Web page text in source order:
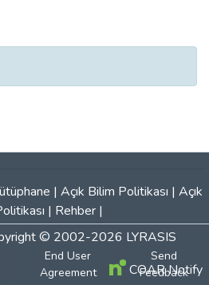
| Açık Bilim Politikası | Açık
| Rehber |
© 2002-2026 LYRASIS
End User
Agreement
Send
Feedback
COAR Notify